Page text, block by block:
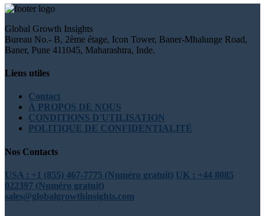
Global Growth Insights
Bureau No.- B, 2ème étage, Icon Tower, Baner-Mhalunge Road,
Baner, Pune 411045, Maharashtra, Inde.
Liens utiles
Contact
À PROPOS DE NOUS
CONDITIONS D'UTILISATION
POLITIQUE DE CONFIDENTIALITÉ
Nos Contacts
USA : +1 (855) 467-7775 (Numéro gratuit) UK : +44 8085
022397 (Numéro gratuit)
sales@globalgrowthinsights.com